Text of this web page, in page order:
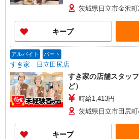
茨城県日立市金沢町
キープ
アルバイト パート
すき家 日立田尻店
すき家の店舗スタッ
ど）
時給1,413円
茨城県日立市田尻町
キープ